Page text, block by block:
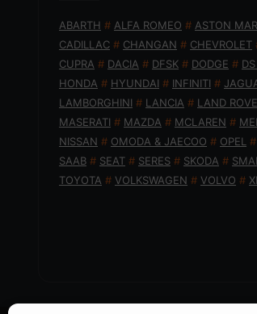
ABARTH # ALFA ROMEO # ASTON
CADILLAC # CHANGAN # CHEVROLET
CUPRA # DACIA # DFSK # DODGE #
HONDA # HYUNDAI # INFINITI #
LAMBORGHINI # LANCIA # LAND
MASERATI # MAZDA # MCLAREN #
NISSAN # OMODA & JAECOO # OPEL #
SAAB # SEAT # SERES # SKODA #
TOYOTA # VOLKSWAGEN # VOLVO #